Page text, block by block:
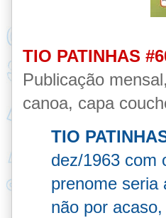
TIO PATINHAS
Publicação
canoa, capa
TIO
dez/1963 com
prenome
não por